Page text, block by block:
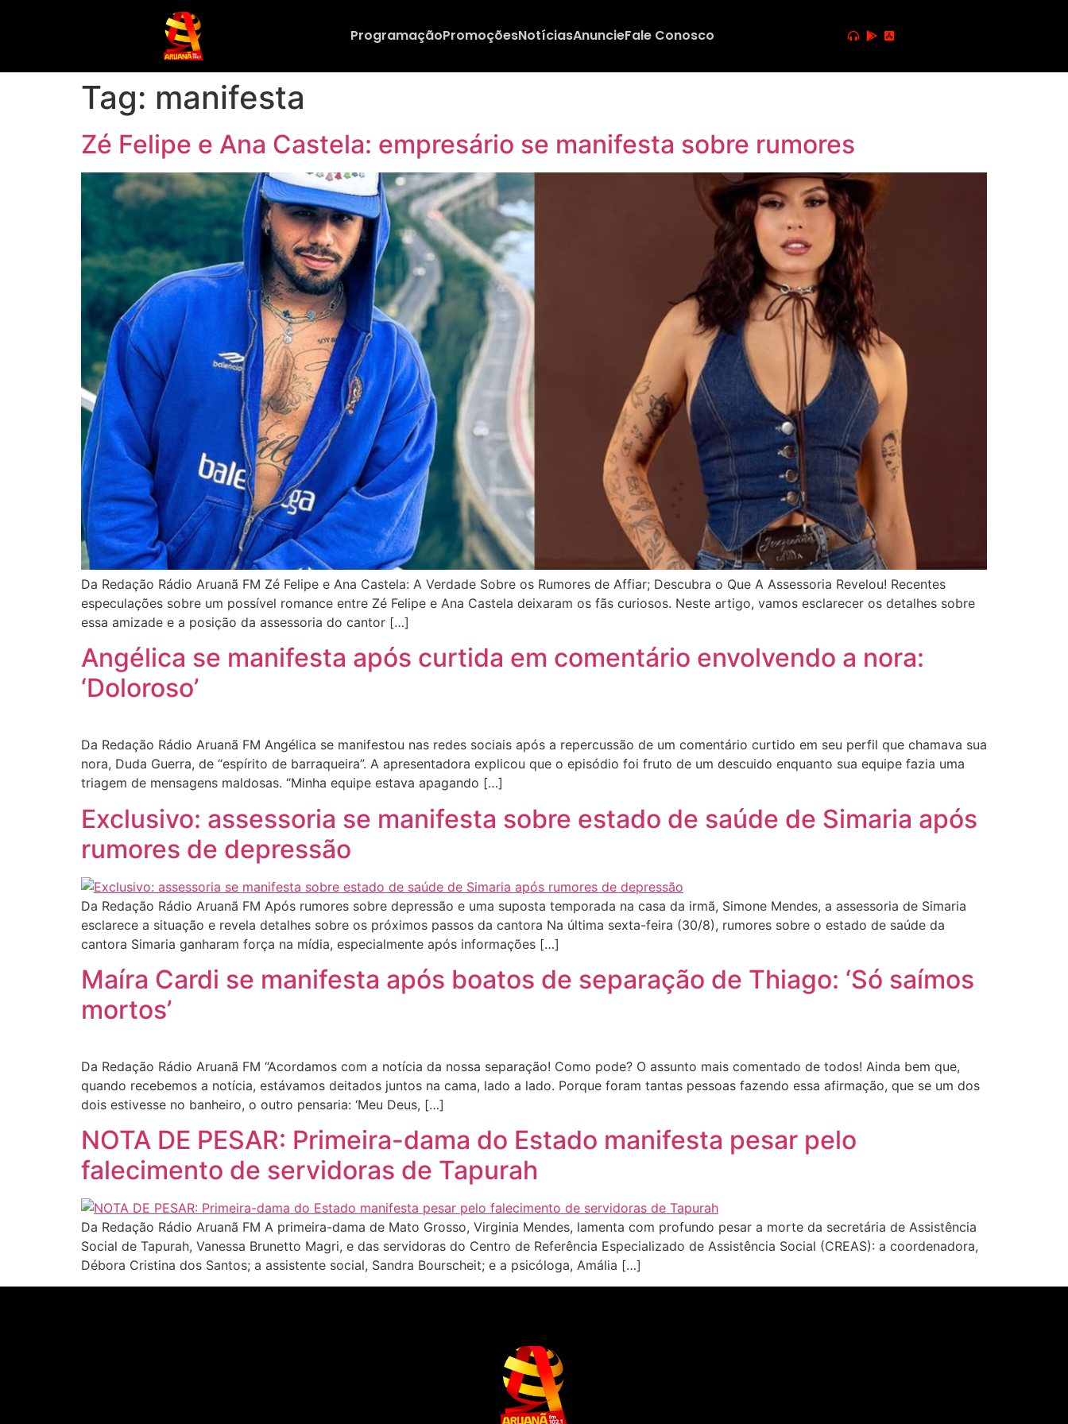
ProgramaçãoPromoçõesNotíciasAnuncieFale Conosco
Tag: manifesta
Zé Felipe e Ana Castela: empresário se manifesta sobre rumores
Da Redação Rádio Aruanã FM Zé Felipe e Ana Castela: A Verdade Sobre os Rumores de Affiar; Descubra o Que A Assessoria Revelou! Recentes
especulações sobre um possível romance entre Zé Felipe e Ana Castela deixaram os fãs curiosos. Neste artigo, vamos esclarecer os detalhes sobre
essa amizade e a posição da assessoria do cantor […]
Angélica se manifesta após curtida em comentário envolvendo a nora:
‘Doloroso’
Da Redação Rádio Aruanã FM Angélica se manifestou nas redes sociais após a repercussão de um comentário curtido em seu perfil que chamava sua
nora, Duda Guerra, de “espírito de barraqueira”. A apresentadora explicou que o episódio foi fruto de um descuido enquanto sua equipe fazia uma
triagem de mensagens maldosas. “Minha equipe estava apagando […]
Exclusivo: assessoria se manifesta sobre estado de saúde de Simaria após
rumores de depressão
Da Redação Rádio Aruanã FM Após rumores sobre depressão e uma suposta temporada na casa da irmã, Simone Mendes, a assessoria de Simaria
esclarece a situação e revela detalhes sobre os próximos passos da cantora Na última sexta-feira (30/8), rumores sobre o estado de saúde da
cantora Simaria ganharam força na mídia, especialmente após informações […]
Maíra Cardi se manifesta após boatos de separação de Thiago: ‘Só saímos
mortos’
Da Redação Rádio Aruanã FM “Acordamos com a notícia da nossa separação! Como pode? O assunto mais comentado de todos! Ainda bem que,
quando recebemos a notícia, estávamos deitados juntos na cama, lado a lado. Porque foram tantas pessoas fazendo essa afirmação, que se um dos
dois estivesse no banheiro, o outro pensaria: ‘Meu Deus, […]
NOTA DE PESAR: Primeira-dama do Estado manifesta pesar pelo
falecimento de servidoras de Tapurah
Da Redação Rádio Aruanã FM A primeira-dama de Mato Grosso, Virginia Mendes, lamenta com profundo pesar a morte da secretária de Assistência
Social de Tapurah, Vanessa Brunetto Magri, e das servidoras do Centro de Referência Especializado de Assistência Social (CREAS): a coordenadora,
Débora Cristina dos Santos; a assistente social, Sandra Bourscheit; e a psicóloga, Amália […]